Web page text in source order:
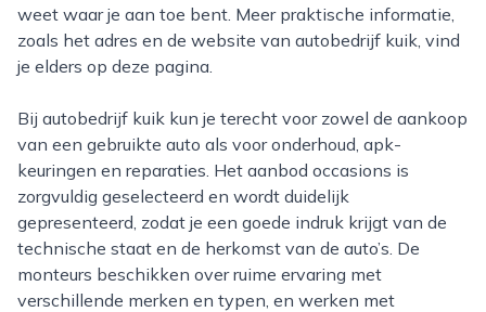
weet waar je aan toe bent. Meer praktische informatie,
zoals het adres en de website van autobedrijf kuik, vind
je elders op deze pagina.
Bij autobedrijf kuik kun je terecht voor zowel de aankoop
van een gebruikte auto als voor onderhoud, apk-
keuringen en reparaties. Het aanbod occasions is
zorgvuldig geselecteerd en wordt duidelijk
gepresenteerd, zodat je een goede indruk krijgt van de
technische staat en de herkomst van de auto’s. De
monteurs beschikken over ruime ervaring met
verschillende merken en typen, en werken met